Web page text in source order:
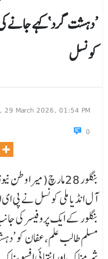
’دہشت گرد‘کہے جانے
کونسل
29 March 2026, 01:54 PM
0
بنگلور 28مارچ(میرا وطن نیوز )
آل انڈیا ملی کونسل نے پی
بنگلور کے ایک پروفیسر کی
مسلم طالب علم، عفان کو